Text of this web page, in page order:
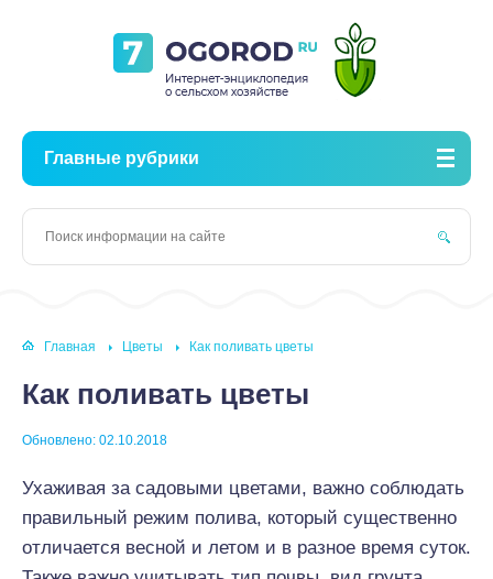
Главные рубрики
Главная Цветы Как поливать цветы
Как поливать цветы
Обновлено: 02.10.2018
Ухаживая за садовыми цветами, важно соблюдать
правильный режим полива, который существенно
отличается весной и летом и в разное время суток.